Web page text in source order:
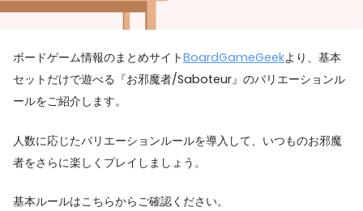
ボードゲーム情報のまとめサイトBoardGameGeekより、基本
セットだけで遊べる『お邪魔者/Saboteur』のバリエーションル
ールをご紹介します。
人数に応じたバリエーションルールを導入して、いつものお邪魔
者をさらに楽しくプレイしましょう。
基本ルールはこちらからご確認ください。